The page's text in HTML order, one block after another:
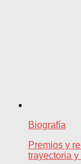
Biografía
Premios y
trayectoria